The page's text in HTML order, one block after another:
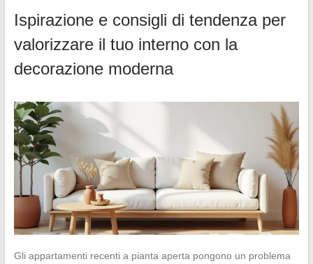
Ispirazione e consigli di tendenza per
valorizzare il tuo interno con la
decorazione moderna
Gli appartamenti recenti a pianta aperta pongono un problema